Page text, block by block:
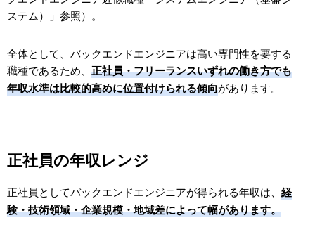
Q：バックエンドはフロントエンドより年収が高
Q：バックエンドエンジニアの年収は何年目で上が
る？
Q：バックエンドエンジニアは未経験からでも目指
Q：バックエンドエンジニアが「やめとけ」「きつ
い」と言われる理由は？
ステム）」参照）。
全体として、バックエンドエンジニアは高い専門性を要する
職種であるため、 正社員・フリーランスいずれの働き方でも
年収水準は比較的高めに位置付けられる傾向があります。
正社員の年収レンジ
正社員としてバックエンドエンジニアが得られる年収は、 経
験・技術領域・企業規模・地域差によって幅があります。